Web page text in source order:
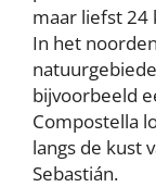
maar liefst 24
In het
bijvoorbeeld
Compostella
langs de kust
Sebastián.